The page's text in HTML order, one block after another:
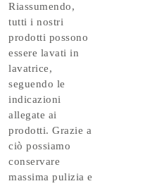
Riassumendo,
tutti i nostri
prodotti possono
essere lavati in
lavatrice,
seguendo le
indicazioni
allegate ai
prodotti. Grazie a
ciò possiamo
conservare
massima pulizia e